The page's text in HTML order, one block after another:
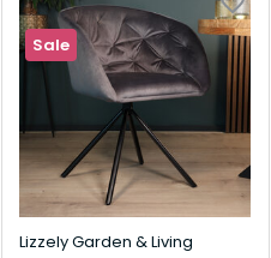
Sale
Lizzely Garden & Living